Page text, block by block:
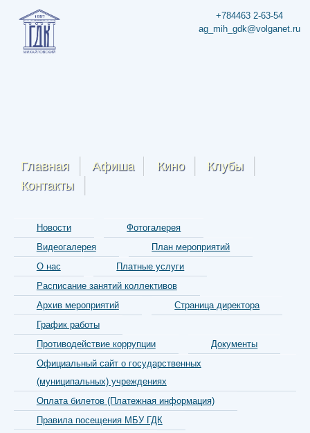
+784463 2-63-54
ag_mih_gdk@volganet.ru
Главная Афиша Кино
Клубы
Контакты
Новости
Фотогалерея
Видеогалерея
План мероприятий
О нас
Платные услуги
Расписание занятий коллективов
Архив мероприятий
Страница директора
График работы
Противодействие коррупции
Документы
Официальный сайт о государственных
(муниципальных) учреждениях
Оплата билетов (Платежная информация)
Правила посещения МБУ ГДК